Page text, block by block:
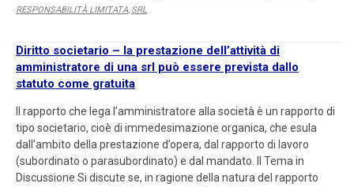
RESPONSABILITÀ LIMITATA SRL
Diritto societario – la prestazione dell’attività di
amministratore di una srl può essere prevista dallo
statuto come gratuita
Il rapporto che lega l’amministratore alla società è un rapporto di
tipo societario, cioè di immedesimazione organica, che esula
dall’ambito della prestazione d’opera, dal rapporto di lavoro
(subordinato o parasubordinato) e dal mandato. Il Tema in
Discussione Si discute se, in ragione della natura del rapporto